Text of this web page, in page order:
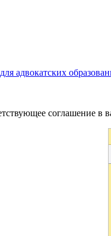
адвокатских
соглашение